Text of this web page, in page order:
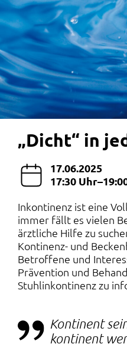
„Dicht“ in
17.06.2025
17:30
Inkontinenz ist eine
immer fällt es vielen
ärztliche Hilfe zu
Kontinenz- und
Betroffene und
Prävention und
Stuhlinkontinenz zu
Kontinent
kontinent